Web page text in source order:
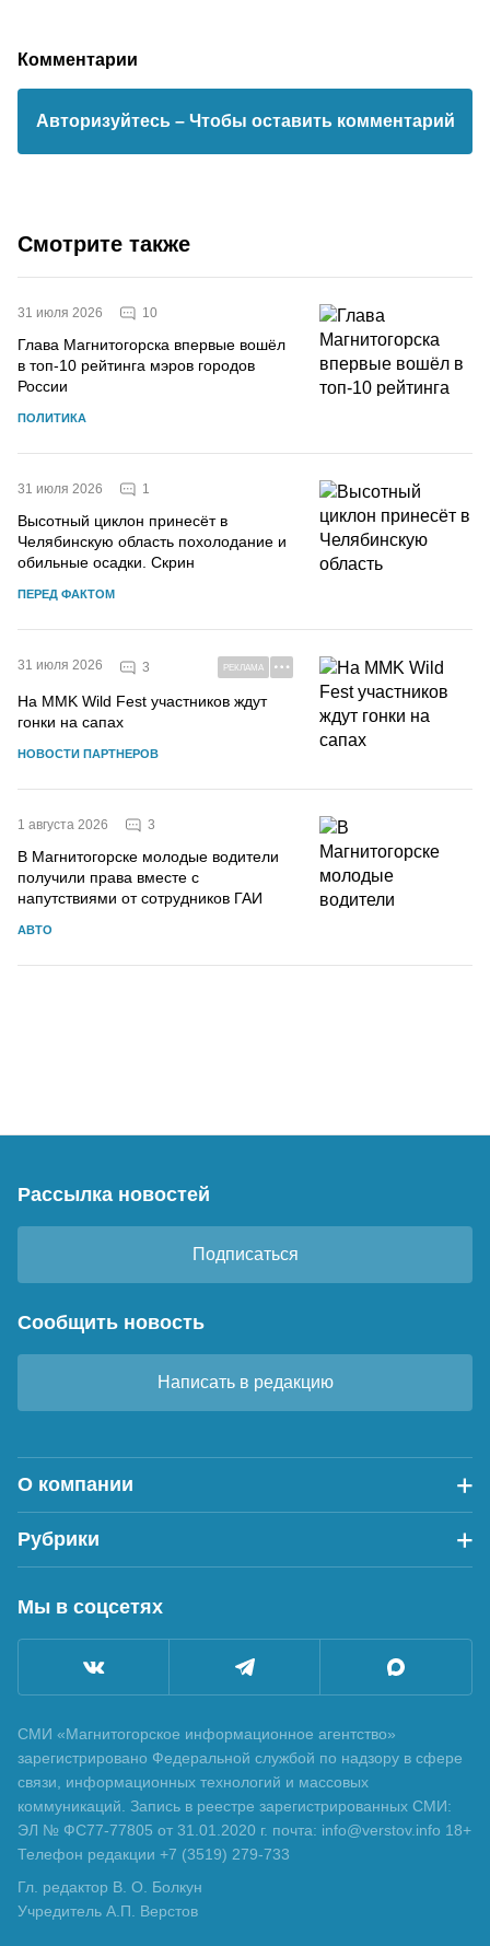
Комментарии
Авторизуйтесь – Чтобы оставить комментарий
Смотрите также
31 июля 2026 10
Глава Магнитогорска впервые вошёл
в топ-10 рейтинга мэров городов
России
ПОЛИТИКА
31 июля 2026 1
Высотный циклон принесёт в
Челябинскую область похолодание и
обильные осадки. Скрин
ПЕРЕД ФАКТОМ
31 июля 2026 3 РЕКЛАМА
На MMK Wild Fest участников ждут
гонки на сапах
НОВОСТИ ПАРТНЕРОВ
1 августа 2026 3
В Магнитогорске молодые водители
получили права вместе с
напутствиями от сотрудников ГАИ
АВТО
Рассылка новостей
Подписаться
Сообщить новость
Написать в редакцию
О компании
Рубрики
Мы в соцсетях
СМИ «Магнитогорское информационное агентство»
зарегистрировано Федеральной службой по надзору в сфере
связи, информационных технологий и массовых
коммуникаций. Запись в реестре зарегистрированных СМИ:
ЭЛ № ФС77-77805 от 31.01.2020 г. почта: info@verstov.info 18+
Телефон редакции +7 (3519) 279-733
Гл. редактор В. О. Болкун
Учредитель А.П. Верстов